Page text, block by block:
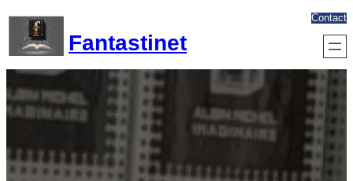
contenu
Fantastinet
Contact